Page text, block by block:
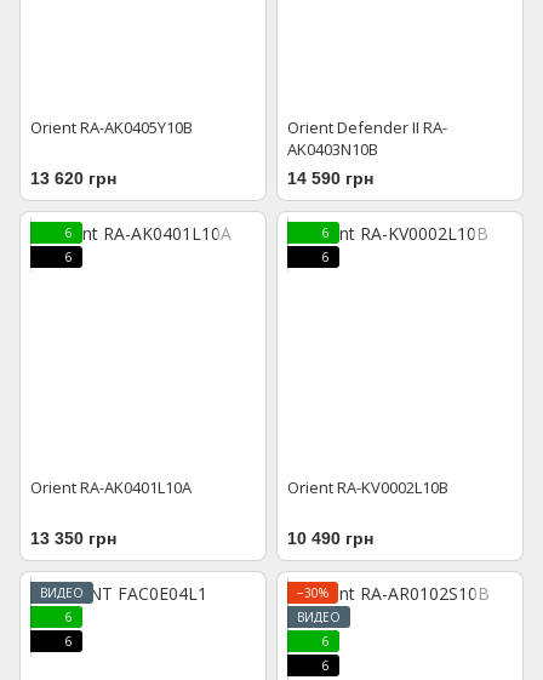
Orient RA-AK0405Y10B
13 620 грн
Orient Defender II RA-
AK0403N10B
14 590 грн
6
6
Orient RA-AK0401L10A
13 350 грн
6
6
Orient RA-KV0002L10B
10 490 грн
ВИДЕО
6
6
−30%
ВИДЕО
6
6